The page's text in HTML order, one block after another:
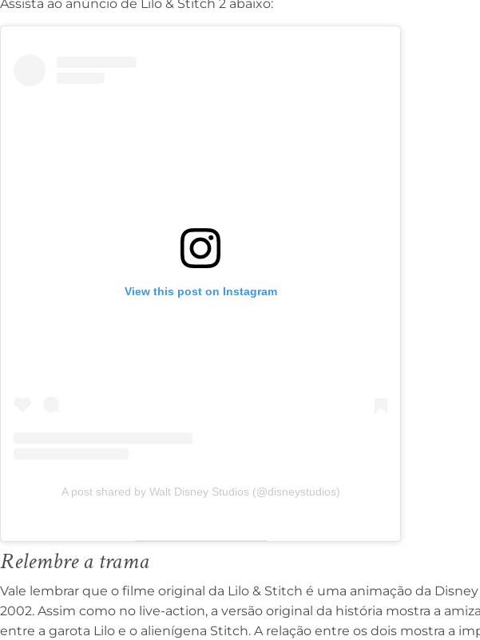
Assista ao anúncio de Lilo & Stitch 2 abaixo:
View this post on Instagram
A post shared by Walt Disney Studios (@disneystudios)
Relembre a trama
Vale lembrar que o filme original da Lilo & Stitch é uma animação da
2002. Assim como no live-action, a versão original da história mostra a
entre a garota Lilo e o alienígena Stitch. A relação entre os dois mostra a